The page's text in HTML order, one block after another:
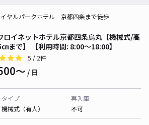
ロイネットホテル京都四条烏丸【機械式/高
まで】 【利用時間: 8:00～18:00】
ヤルパークホテル 京都四条まで徒歩
5 / 2件
〜 / 日
タイプ
機械式（有人）
再入庫
不可